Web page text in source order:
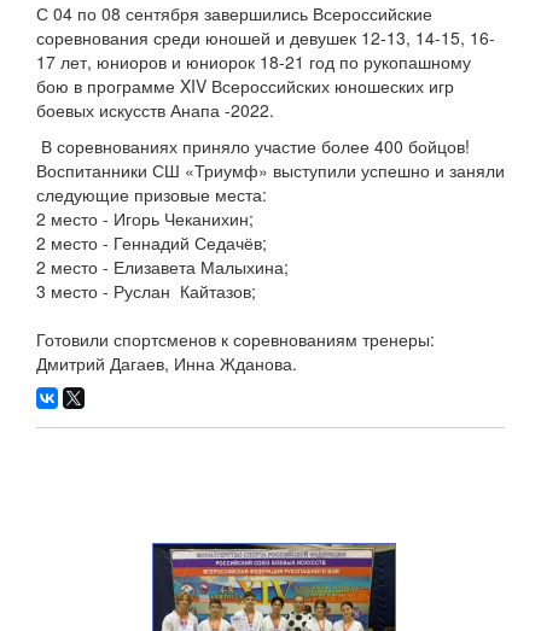
С 04 по 08 сентября завершились Всероссийские
соревнования среди юношей и девушек 12-13, 14-15, 16-
17 лет, юниоров и юниорок 18-21 год по рукопашному
бою в программе XIV Всероссийских юношеских игр
боевых искусств Анапа -2022.
В соревнованиях приняло участие более 400 бойцов!
Воспитанники СШ «Триумф» выступили успешно и заняли
следующие призовые места:
2 место - Игорь Чеканихин;
2 место - Геннадий Седачёв;
2 место - Елизавета Малыхина;
3 место - Руслан Кайтазов;
Готовили спортсменов к соревнованиям тренеры:
Дмитрий Дагаев, Инна Жданова.